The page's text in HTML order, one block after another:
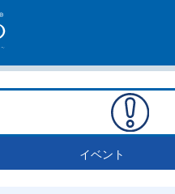
イベント